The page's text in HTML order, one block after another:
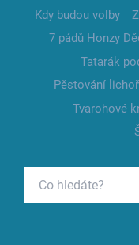
Kdy budou volby
7 pádů Honzy
Tatarák
Pěstování
Tvarohové